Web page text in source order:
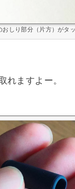
おしり部分（片方）がタ
れますよー。